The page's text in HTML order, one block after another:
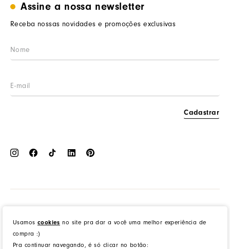
Usamos cookies no site pra dar a você uma melhor experiência de
compra :)
Pra continuar navegando, é só clicar no botão:
Trabalhe conosco
Segurança e privacidade
Prazos de entrega
LGPD
Cashback
Meus pedidos
Wishlist
Assine a nossa newsletter
Receba nossas novidades e promoções exclusivas
Cadastrar
created byCommerceGrowth| powered by